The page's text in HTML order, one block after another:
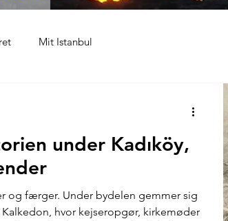
Mit Istanbul
under Kadıköy,
og færger. Under bydelen gemmer sig
hvor kejseropgør, kirkemøder